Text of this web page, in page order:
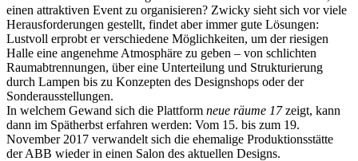
einen attraktiven Event zu organisieren? Zwicky sieht sich vor viele
Herausforderungen gestellt, findet aber immer gute Lösungen:
Lustvoll erprobt er verschiedene Möglichkeiten, um der riesigen
Halle eine angenehme Atmosphäre zu geben – von schlichten
Raumabtrennungen, über eine Unterteilung und Strukturierung
durch Lampen bis zu Konzepten des Designshops oder der
Sonderausstellungen.
In welchem Gewand sich die Plattform neue räume 17zeigt, kann
dann im Spätherbst erfahren werden: Vom 15. bis zum 19.
November 2017 verwandelt sich die ehemalige Produktionsstätte
der ABB wieder in einen Salon des aktuellen Designs.